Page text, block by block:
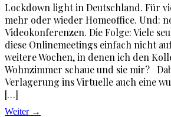
Lockdown light in Deutschland. Für
mehr oder wieder Homeoffice. Und:
Videokonferenzen. Die Folge: Viele
diese Onlinemeetings einfach nicht
weitere Wochen, in denen ich den
Wohnzimmer schaue und sie mir?
Verlagerung ins Virtuelle auch eine
[…]
Weiter →